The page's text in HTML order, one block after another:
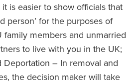
is easier to show officials that
person’ for the purposes of
family members and unmarried
to live with you in the UK;
Deportation – In removal and
the decision maker will take